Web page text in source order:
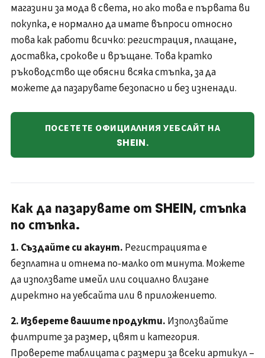
магазини за мода в света, но ако това е първата ви
покупка, е нормално да имате въпроси относно
това как работи всичко: регистрация, плащане,
доставка, срокове и връщане. Това кратко
ръководство ще обясни всяка стъпка, за да
можете да пазарувате безопасно и без изненади.
ПОСЕТЕТЕ ОФИЦИАЛНИЯ УЕБСАЙТ НА
SHEIN.
Как да пазарувате от SHEIN, стъпка
по стъпка.
1. Създайте си акаунт. Регистрацията е
безплатна и отнема по-малко от минута. Можете
да използвате имейл или социално влизане
директно на уебсайта или в приложението.
2. Изберете вашите продукти. Използвайте
филтрите за размер, цвят и категория.
Проверете таблицата с размери за всеки артикул –